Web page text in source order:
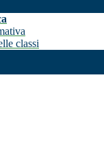
classi